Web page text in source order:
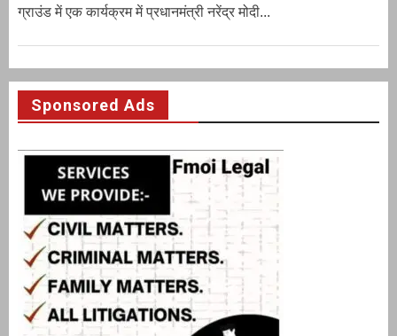
ग्राउंड में एक कार्यक्रम में प्रधानमंत्री नरेंद्र मोदी...
Sponsored Ads